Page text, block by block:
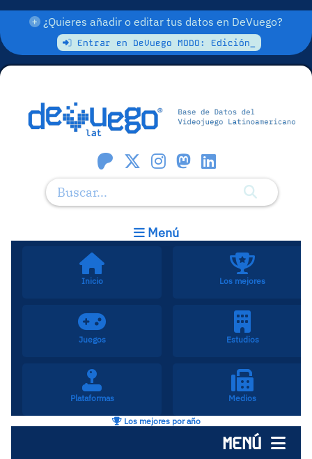
¿Quieres añadir o editar tus datos en DeVuego?
Entrar en DeVuego MODO: Edición_
Menú
Inicio Los mejores
Juegos Estudios
Plataformas Medios
Los mejores por año
MENÚ